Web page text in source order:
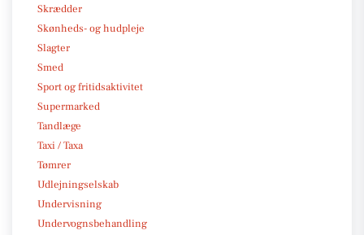
Skrædder
Skønheds- og hudpleje
Slagter
Smed
Sport og fritidsaktivitet
Supermarked
Tandlæge
Taxi / Taxa
Tømrer
Udlejningselskab
Undervisning
Undervognsbehandling